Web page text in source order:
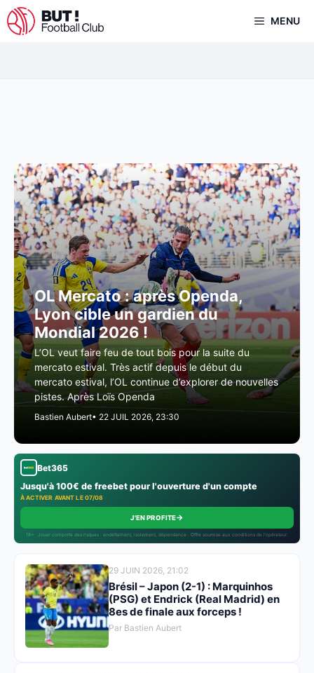
Aller
au
MENU
OL Mercato : après Openda,
Lyon cible un gardien du
Mondial 2026 !
L’OL veut faire feu de tout bois pour la suite du
mercato estival. Très actif depuis le début du
mercato estival, l’OL continue d’explorer de nouvelles
pistes. Après Loïs Openda
Bastien Aubert• 22 JUIL 2026, 23:30
Bet365
Jusqu'à 100€ de freebet pour l'ouverture d'un compte
À ACTIVER AVANT LE 07/08
J'EN PROFITE→
18+ · Jouer comporte des risques : endettement, isolement, dépendance · Offre soumise aux conditions de l’opérateur.
29 JUIN 2026, 21:02
Brésil – Japon (2-1) : Marquinhos
(PSG) et Endrick (Real Madrid) en
8es de finale aux forceps !
Par Bastien Aubert